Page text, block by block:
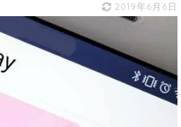
2019年6月6日